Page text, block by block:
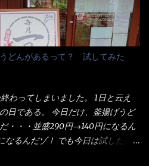
どんがあるって？ 試してみた
わってしまいました。 1日と云え
日である。 今日だけ、釜揚げうど
・・・並盛290円→140円になるん
るんだゾ！ でも今日は試したい